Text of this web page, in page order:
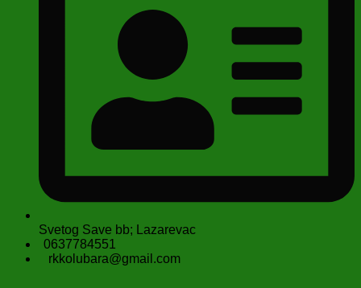
Svetog Save bb; Lazarevac
0637784551
rkkolubara@gmail.com